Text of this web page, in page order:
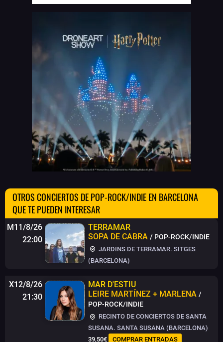
OTROS CONCIERTOS DE POP-ROCK/INDIE EN BARCELONA
QUE TE PUEDEN INTERESAR
M11/8/26
22:00
TERRAMAR
SOPA DE CABRA / POP-ROCK/INDIE
JARDINS DE TERRAMAR. SITGES
(BARCELONA)
X12/8/26
21:30
MAR D'ESTIU
LEIRE MARTÍNEZ + MARLENA /
POP-ROCK/INDIE
RECINTO DE CONCIERTOS DE SANTA
SUSANA. SANTA SUSANA (BARCELONA)
39,50€
COMPRAR ENTRADAS